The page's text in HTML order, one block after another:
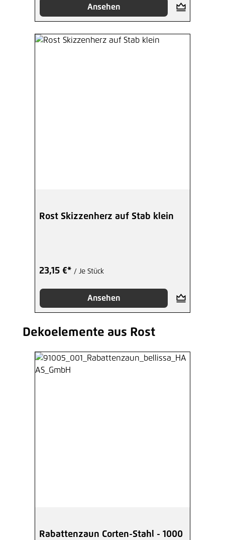
Ansehen
Rost Skizzenherz auf Stab klein
23,15 €* / Je Stück
Ansehen
Produktgalerie überspringen
Dekoelemente aus Rost
Rabattenzaun Corten-Stahl - 1000